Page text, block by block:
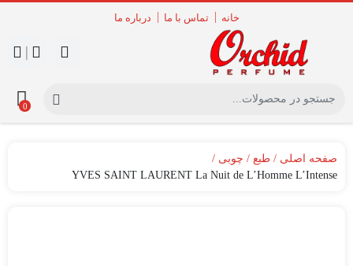
خانه تماس با ما درباره ما
|
0
صفحه اصلی طبع
چوبی
YVES SAINT LAURENT La Nuit de L’Homme L’Intense